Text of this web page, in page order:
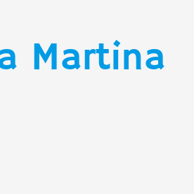
Martina